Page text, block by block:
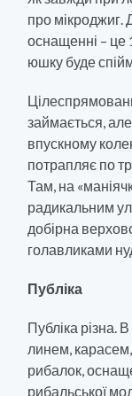
про мікроджиг.
оснащенні – це
юшку буде
займається,
впускному
потрапляє по
Там, на
радикальним
добірна
голавликами
Публіка
Публіка різна.
линем,
рибалок,
рибальської